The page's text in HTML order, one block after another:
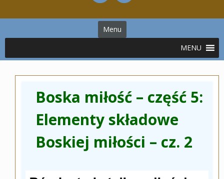
Menu
Boska miłość – część 5:
Elementy składowe
Boskiej miłości – cz. 2